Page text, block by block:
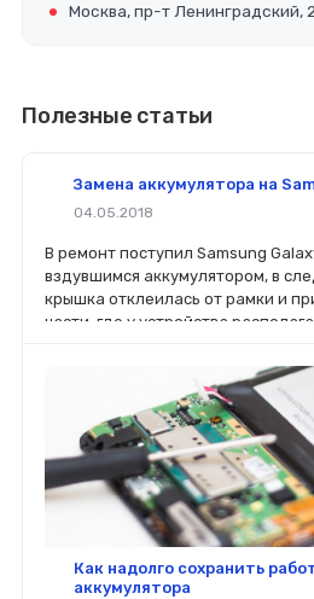
Москва, пр-т Ленинградский, 2
Полезные статьи
Замена аккумулятора на
04.05.2018
В ремонт поступил Samsung
вздувшимся аккумулятором, в
крышка отклеилась от рамки и
части, где у устройства
Как надолго сохранить
аккумулятора